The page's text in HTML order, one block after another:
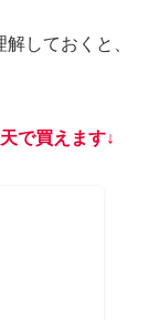
しておくと、
で買えます↓